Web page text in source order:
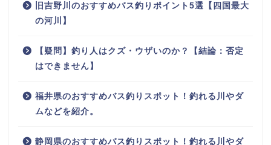
旧吉野川のおすすめバス釣りポイント5選【四国最大
の河川】
【疑問】釣り人はクズ・ウザいのか？【結論：否定
はできません】
福井県のおすすめバス釣りスポット！釣れる川やダ
ムなどを紹介。
静岡県のおすすめバス釣りスポット！釣れる川やダ